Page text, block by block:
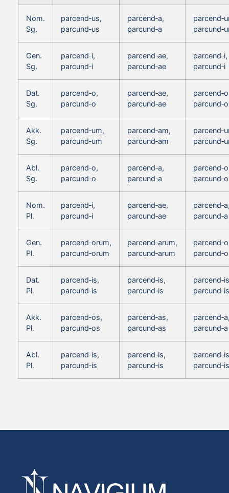
Nom.
Sg.
parcend‑us,
parcund‑us
parcend‑a,
parcund‑a
Gen.
Sg.
parcend‑i,
parcund‑i
parcend‑ae,
parcund‑ae
parcend‑i,
parcund‑i
Dat.
Sg.
parcend‑o,
parcund‑o
parcend‑ae,
parcund‑ae
parcund‑o
Akk.
Sg.
parcend‑um,
parcund‑um
parcend‑am,
parcund‑am
Abl.
Sg.
parcend‑o,
parcund‑o
parcend‑a,
parcund‑a
parcund‑o
Nom.
Pl.
parcend‑i,
parcund‑i
parcend‑ae,
parcund‑ae
parcund‑a
Gen.
Pl.
parcend‑orum,
parcund‑orum
parcend‑arum,
parcund‑arum
Dat.
Pl.
parcend‑is,
parcund‑is
parcend‑is,
parcund‑is
parcund‑is
Akk.
Pl.
parcend‑os,
parcund‑os
parcend‑as,
parcund‑as
parcund‑a
Abl.
Pl.
parcend‑is,
parcund‑is
parcend‑is,
parcund‑is
parcund‑is